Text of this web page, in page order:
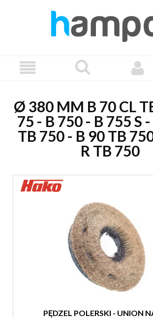
Ø 380 MM B 70 CL
75 - B 750 - B 755 S
TB 750 - B 90 TB
R TB 750
PĘDZEL POLERSKI - UNION